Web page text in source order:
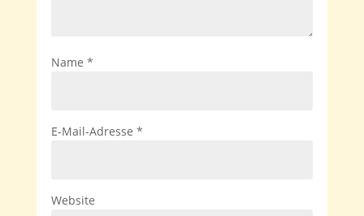
Name *
E-Mail-Adresse *
Website